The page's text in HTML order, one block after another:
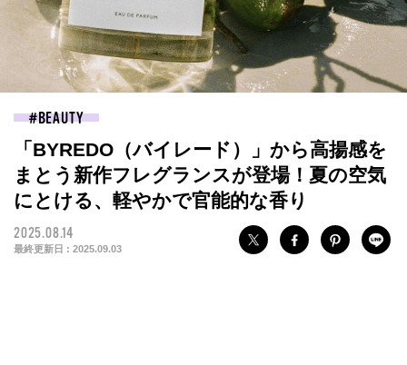
BEAUTY
「BYREDO（バイレード）」から高揚感を
まとう新作フレグランスが登場！夏の空気
にとける、軽やかで官能的な香り
2025.08.14
最終更新日 : 2025.09.03